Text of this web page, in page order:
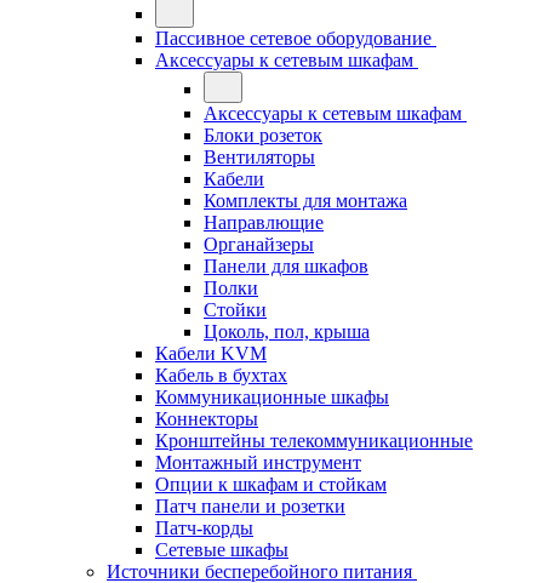
Пассивное сетевое оборудование
Аксессуары к сетевым шкафам
Аксессуары к сетевым шкафам
Блоки розеток
Вентиляторы
Кабели
Комплекты для монтажа
Направлющие
Органайзеры
Панели для шкафов
Полки
Стойки
Цоколь, пол, крыша
Кабели KVM
Кабель в бухтах
Коммуникационные шкафы
Коннекторы
Кронштейны телекоммуникационные
Монтажный инструмент
Опции к шкафам и стойкам
Патч панели и розетки
Патч-корды
Сетевые шкафы
Источники бесперебойного питания